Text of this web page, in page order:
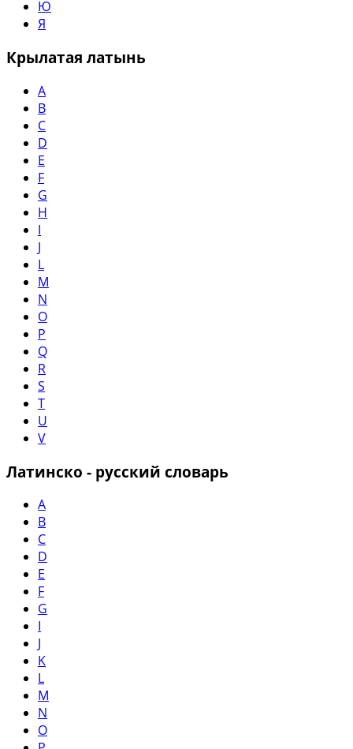
Ю
Я
Крылатая латынь
A
B
C
D
E
F
G
H
I
J
L
M
N
O
P
Q
R
S
T
U
V
Латинско - русский словарь
A
B
C
D
E
F
G
I
J
K
L
M
N
O